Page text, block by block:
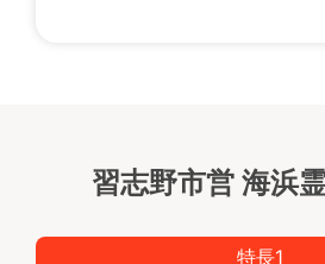
習志野市営 海浜
特長1